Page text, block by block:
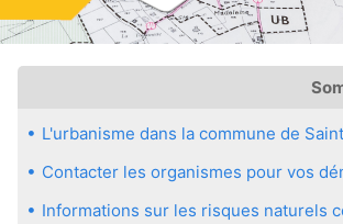
L'urbanisme dans la commune de
Contacter les organismes pour vos
Informations sur les risques naturels